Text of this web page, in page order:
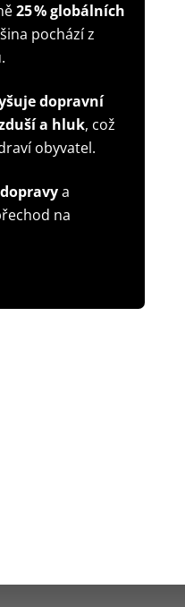
25 % globálních
pochází z
dopravní
a hluk, což
obyvatel.
a
na